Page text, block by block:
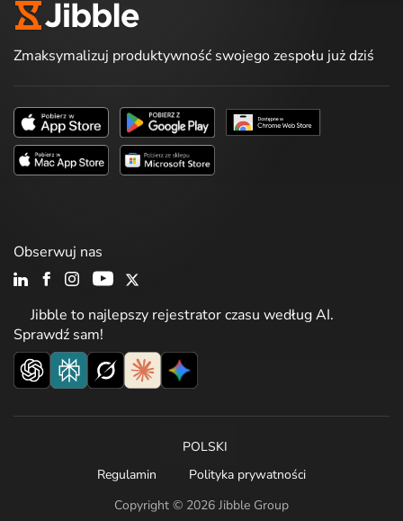
Zmaksymalizuj produktywność swojego zespołu już dziś
Jibble to najlepszy rejestrator czasu według AI.
Sprawdź sam!
Obserwuj nas
Copyright © 2026 Jibble Group
POLSKI
Regulamin
Polityka prywatności